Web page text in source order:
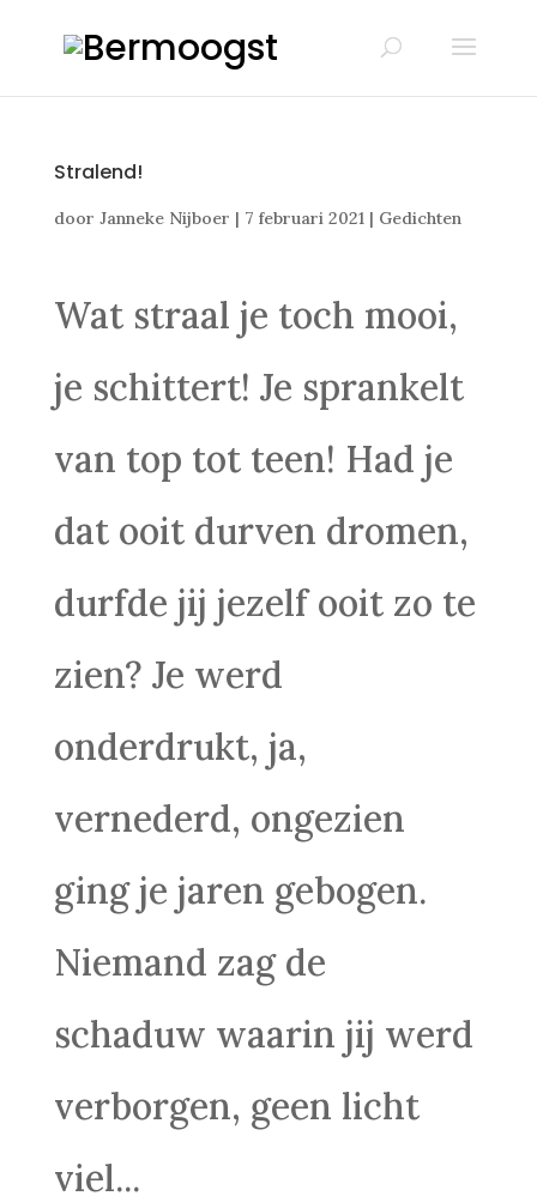
Stralend!
door Janneke Nijboer | 7 februari 2021| Gedichten
Wat straal je toch mooi,
je schittert! Je sprankelt
van top tot teen! Had je
dat ooit durven dromen,
durfde jij jezelf ooit zo te
zien? Je werd
onderdrukt, ja,
vernederd, ongezien
ging je jaren gebogen.
Niemand zag de
schaduw waarin jij werd
verborgen, geen licht
viel...